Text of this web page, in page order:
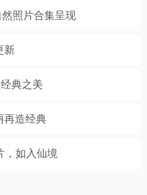
照片合集呈现
新
典之美
再造经典
，如入仙境